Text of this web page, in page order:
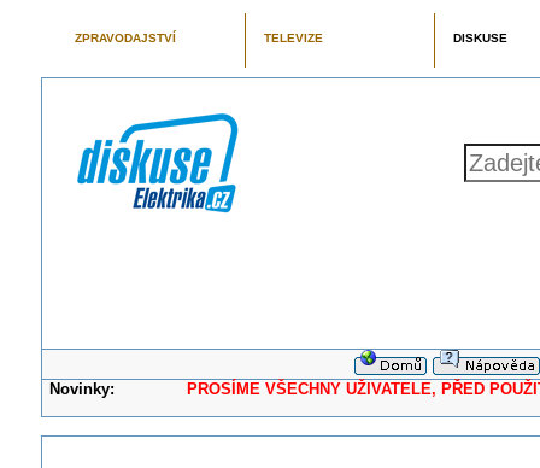
ZPRAVODAJSTVÍ TELEVIZE DISKUSE
Novinky: PROSÍME VŠECHNY UŽIVATELE, PŘED